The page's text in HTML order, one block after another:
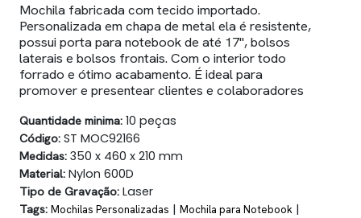
Mochila fabricada com tecido importado.
Personalizada em chapa de metal ela é resistente,
possui porta para notebook de até 17", bolsos
laterais e bolsos frontais. Com o interior todo
forrado e ótimo acabamento. É ideal para
promover e presentear clientes e colaboradores
Quantidade minima: 10 peças
Código: ST MOC92166
Medidas: 350 x 460 x 210 mm
Material: Nylon 600D
Tipo de Gravação: Laser
Tags: Mochilas Personalizadas | Mochila para Notebook |